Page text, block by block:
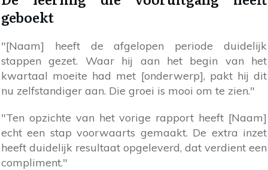
geboekt
"[Naam] heeft de afgelopen periode duidelijk
stappen gezet. Waar hij aan het begin van het
kwartaal moeite had met [onderwerp], pakt hij dit
nu zelfstandiger aan. Die groei is mooi om te zien."
"Ten opzichte van het vorige rapport heeft [Naam]
echt een stap voorwaarts gemaakt. De extra inzet
heeft duidelijk resultaat opgeleverd, dat verdient een
compliment."